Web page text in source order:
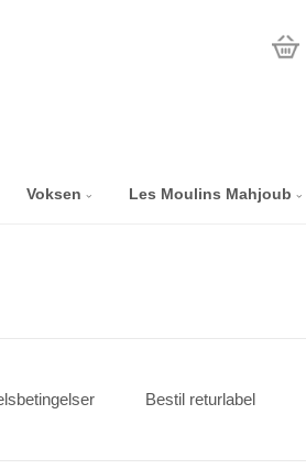
Voksen Les Moulins Mahjoub
Bestil returlabel